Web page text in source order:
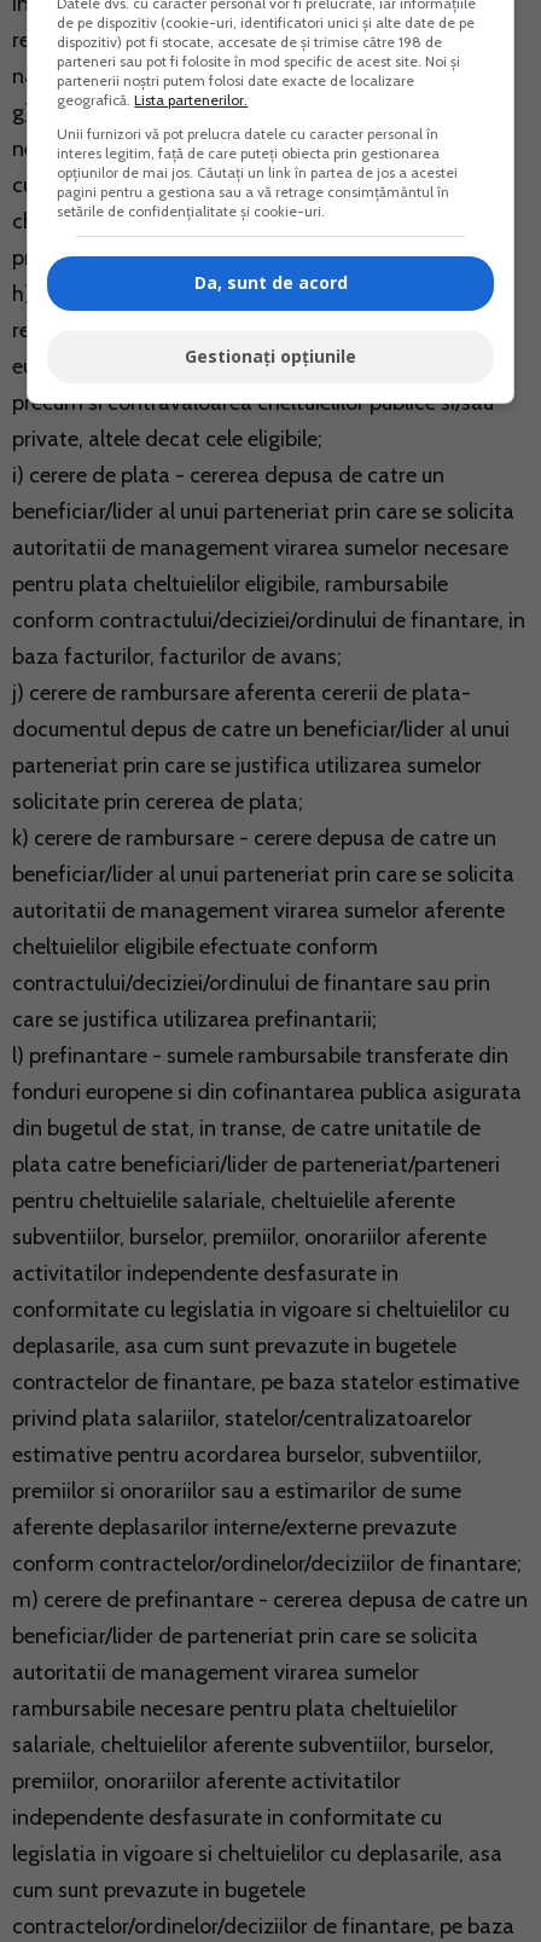
reglementarilor legale ale Uniunii Europene si
nationale;
g) contributia publica nationala - fondurile publice
necesare implementarii programelor/proiectelor, care
cuprind cofinantarea publica si fondurile aferente
cheltuielilor publice, altele decat cele eligibile stabilite
prin contractul/decizia/ordinul de finantare;
h) valoarea totala a proiectului - totalul fondurilor
reprezentand contravaloarea contributiei din fonduri
europene, valoarea cofinantarii publice si/sau private,
precum si contravaloarea cheltuielilor publice si/sau
private, altele decat cele eligibile;
i) cerere de plata - cererea depusa de catre un
beneficiar/lider al unui parteneriat prin care se solicita
autoritatii de management virarea sumelor necesare
pentru plata cheltuielilor eligibile, rambursabile
conform contractului/deciziei/ordinului de finantare, in
baza facturilor, facturilor de avans;
j) cerere de rambursare aferenta cererii de plata-
documentul depus de catre un beneficiar/lider al unui
parteneriat prin care se justifica utilizarea sumelor
solicitate prin cererea de plata;
k) cerere de rambursare - cerere depusa de catre un
beneficiar/lider al unui parteneriat prin care se solicita
autoritatii de management virarea sumelor aferente
cheltuielilor eligibile efectuate conform
contractului/deciziei/ordinului de finantare sau prin
care se justifica utilizarea prefinantarii;
l) prefinantare - sumele rambursabile transferate din
fonduri europene si din cofinantarea publica asigurata
din bugetul de stat, in transe, de catre unitatile de
plata catre beneficiari/lider de parteneriat/parteneri
pentru cheltuielile salariale, cheltuielile aferente
subventiilor, burselor, premiilor, onorariilor aferente
activitatilor independente desfasurate in
conformitate cu legislatia in vigoare si cheltuielilor cu
deplasarile, asa cum sunt prevazute in bugetele
contractelor de finantare, pe baza statelor estimative
privind plata salariilor, statelor/centralizatoarelor
estimative pentru acordarea burselor, subventiilor,
premiilor si onorariilor sau a estimarilor de sume
aferente deplasarilor interne/externe prevazute
conform contractelor/ordinelor/deciziilor de finantare;
m) cerere de prefinantare - cererea depusa de catre un
beneficiar/lider de parteneriat prin care se solicita
autoritatii de management virarea sumelor
rambursabile necesare pentru plata cheltuielilor
salariale, cheltuielilor aferente subventiilor, burselor,
premiilor, onorariilor aferente activitatilor
independente desfasurate in conformitate cu
legislatia in vigoare si cheltuielilor cu deplasarile, asa
cum sunt prevazute in bugetele
contractelor/ordinelor/deciziilor de finantare, pe baza
de pe dispozitiv (cookie-uri, identificatori unici și alte date de pe
dispozitiv) pot fi stocate, accesate de și trimise către 198 de
parteneri sau pot fi folosite în mod specific de acest site. Noi și
partenerii noștri putem folosi date exacte de localizare
geografică.Lista partenerilor.
Unii furnizori vă pot prelucra datele cu caracter personal în
interes legitim, față de care puteți obiecta prin gestionarea
opțiunilor de mai jos. Căutați un link în partea de jos a acestei
pagini pentru a gestiona sau a vă retrage consimțământul în
setările de confidențialitate și cookie-uri.
Da, sunt de acord
Gestionați opțiunile